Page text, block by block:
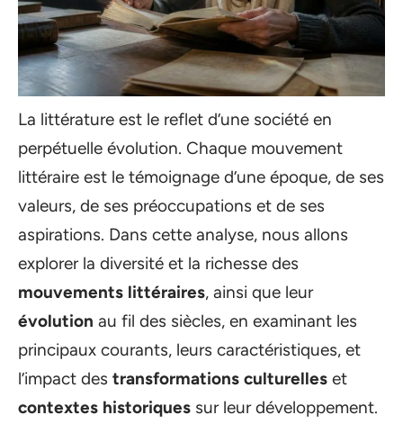
La littérature est le reflet d’une société en
perpétuelle évolution. Chaque mouvement
littéraire est le témoignage d’une époque, de ses
valeurs, de ses préoccupations et de ses
aspirations. Dans cette analyse, nous allons
explorer la diversité et la richesse des
mouvements littéraires, ainsi que leur
évolution au fil des siècles, en examinant les
principaux courants, leurs caractéristiques, et
l’impact des transformations culturelles et
contextes historiques sur leur développement.